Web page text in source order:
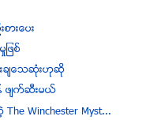
းေပး
ဖစ္
ကိဳးခ်ေသဆုံးဟုဆုိ
ဖ်က္ဆီးမယ္
Winchester Myst...